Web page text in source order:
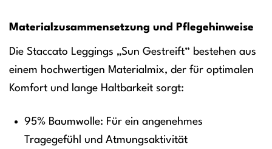
Materialzusammensetzung und Pflegehinweise
Die Staccato Leggings „Sun Gestreift“ bestehen aus
einem hochwertigen Materialmix, der für optimalen
Komfort und lange Haltbarkeit sorgt:
95% Baumwolle: Für ein angenehmes
Tragegefühl und Atmungsaktivität